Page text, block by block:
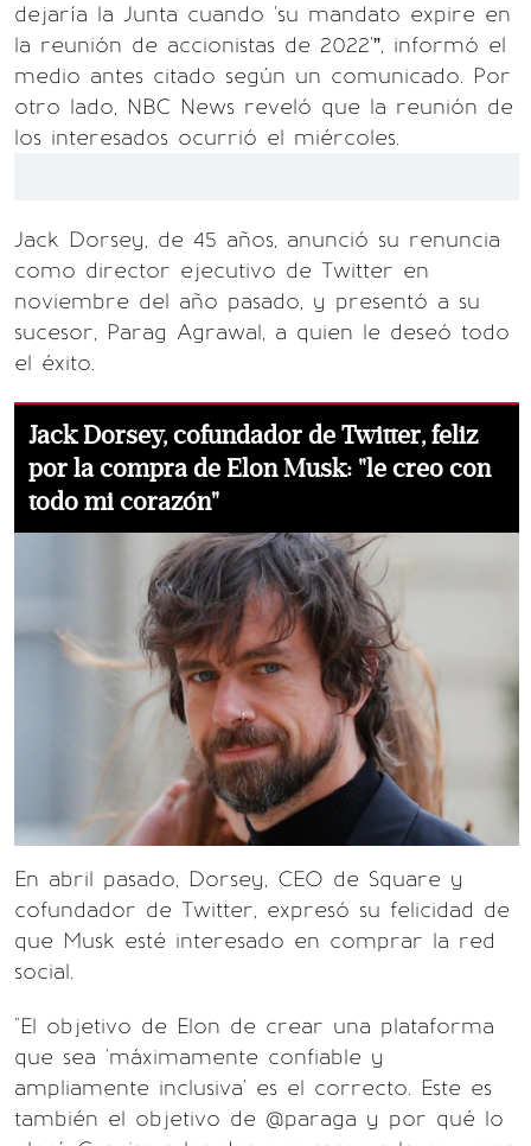
dejaría la Junta cuando 'su mandato expire en
la reunión de accionistas de 2022'”, informó el
medio antes citado según un comunicado. Por
otro lado, NBC News reveló que la reunión de
los interesados ocurrió el miércoles.
Jack Dorsey, de 45 años, anunció su renuncia
como director ejecutivo de Twitter en
noviembre del año pasado, y presentó a su
sucesor, Parag Agrawal, a quien le deseó todo
el éxito.
Jack Dorsey, cofundador de Twitter, feliz
por la compra de Elon Musk: "le creo con
todo mi corazón"
En abril pasado, Dorsey, CEO de Square y
cofundador de Twitter, expresó su felicidad de
que Musk esté interesado en comprar la red
social.
"El objetivo de Elon de crear una plataforma
que sea 'máximamente confiable y
ampliamente inclusiva' es el correcto. Este es
también el objetivo de @paraga y por qué lo